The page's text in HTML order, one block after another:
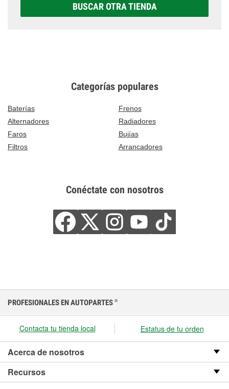
BUSCAR OTRA TIENDA
Categorías populares
Baterías
Frenos
Alternadores
Radiadores
Faros
Bujías
Filtros
Arrancadores
Conéctate con nosotros
PROFESIONALES EN AUTOPARTES ®
Contacta tu tienda local Estatus de tu orden
Acerca de nosotros
Recursos